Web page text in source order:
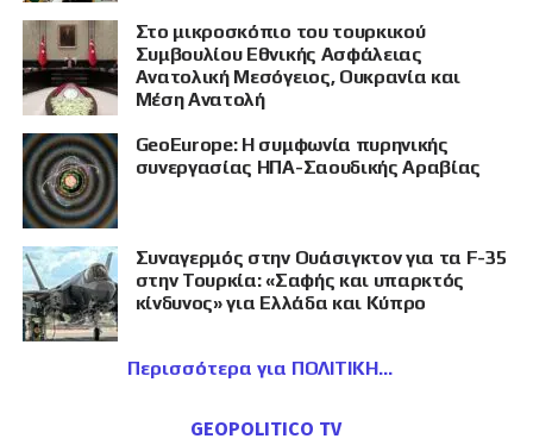
Στο μικροσκόπιο του τουρκικού
Συμβουλίου Εθνικής Ασφάλειας
Ανατολική Μεσόγειος, Ουκρανία και
Μέση Ανατολή
GeoEurope: Η συμφωνία πυρηνικής
συνεργασίας ΗΠΑ-Σαουδικής Αραβίας
Συναγερμός στην Ουάσιγκτον για τα F-35
στην Τουρκία: «Σαφής και υπαρκτός
κίνδυνος» για Ελλάδα και Κύπρο
Περισσότερα για ΠΟΛΙΤΙΚΗ
GEOPOLITICO TV